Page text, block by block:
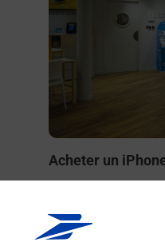
Acheter un
dans vos bureaux de